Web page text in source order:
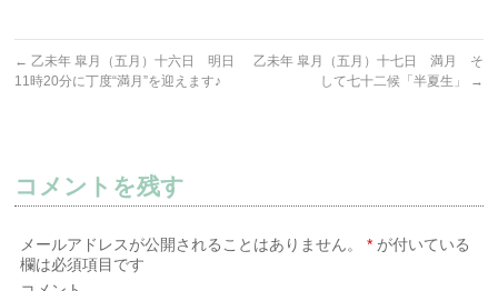
← 乙未年 皐月（五月）十六日 明日
11時20分に丁度“満月”を迎えます♪
乙未年 皐月（五月）十七日 満月 そ
して七十二候「半夏生」
→
コメントを残す
メールアドレスが公開されることはありません。 * が付いている
欄は必須項目です